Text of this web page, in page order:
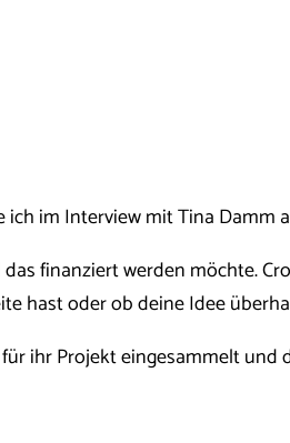
im Interview mit Tina Damm
finanziert werden möchte.
hast oder ob deine Idee
ihr Projekt eingesammelt und